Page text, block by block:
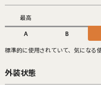
最高
A B
標準的に使用されていて、気になる
外装状態